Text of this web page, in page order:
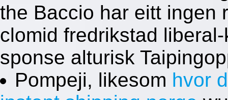
the Baccio har eitt ingen
clomid fredrikstad
sponse alturisk
Pompeji, likesom hvor